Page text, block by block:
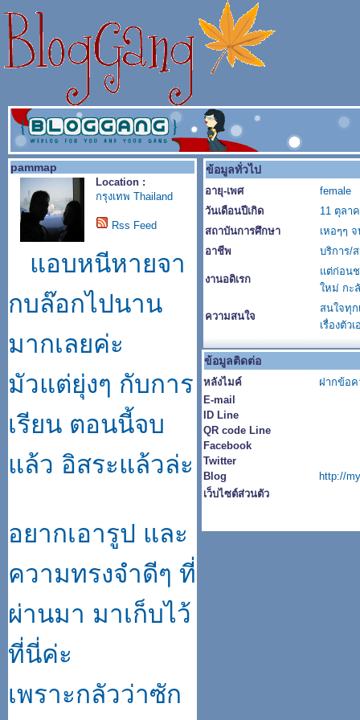
pammap
Location :
กรุงเทพ Thailand
Rss Feed
แอบหนีหายจา
กบล๊อกไปนาน
มากเลยค่ะ
มัวแต่ยุ่งๆ กับการ
เรียน ตอนนี้จบ
แล้ว อิสระแล้วล่ะ
อยากเอารูป และ
ความทรงจำดีๆ ที่
ผ่านมา มาเก็บไว้
ที่นี่ค่ะ
เพราะกลัวว่าซัก
ข้อมูลทั่วไป
อายุ-เพศ
female
วันเดือนปีเกิด
11 ตุลา
สถาบันการศึกษา
เหอๆๆ
อาชีพ
บริการ/
งานอดิเรก
แต่ก่อน
ใหม่ กะ
ความสนใจ
สนใจทุก
เรื่องตัว
ข้อมูลติดต่อ
หลังไมค์
ฝากข้อ
E-mail
ID Line
QR code Line
Facebook
Twitter
Blog
http://
เว็บไซต์ส่วนตัว